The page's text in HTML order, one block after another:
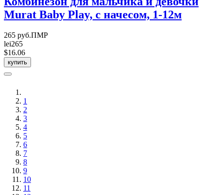
Murat Baby Play, с начесом, 1-12м
265 руб.ПМР
lei265
$16.06
купить
1
2
3
4
5
6
7
8
9
10
11